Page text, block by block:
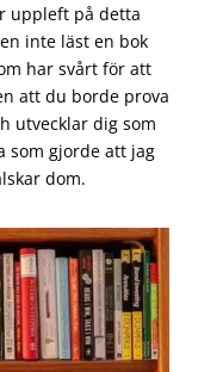
uppleft på detta
inte läst en bok
har svårt för att
att du borde prova
utvecklar dig som
som gjorde att jag
dom.